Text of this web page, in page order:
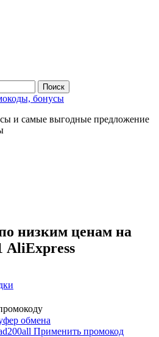
бонусы
и самые выгодные предложение
низким ценам на
AliExpress
обмена
Применить промокод